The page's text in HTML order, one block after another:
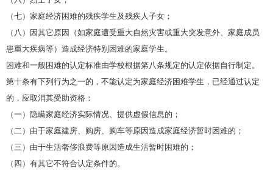
（七）家庭经济困难的残疾学生及残疾人子女；
（八）因其它原因（如家庭遭受重大自然灾害或重大突发意外、家庭成员
患重大疾病等）造成经济特别困难的家庭学生。
困难和一般困难的认定标准由学校根据笫八条规定的认定依据自行制定。
第十条有下列行为之一的，不能认定为家庭经济困难学生，已经通过认定
的，应取消其受助资格：
（一）隐瞒家庭经济实际情况、提供虚假信息的；
（二）由于家庭建房、购房、购车等原因造成家庭经济暂时困难的；
（三）由于生活奢侈浪费等原因造成生活暂时困难的；
（四）有其它不符合认定条件的。